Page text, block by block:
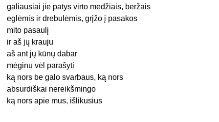
galiausiai jie patys virto medžiais, beržais
eglėmis ir drebulėmis, grįžo į pasakos
mito pasaulį
ir aš jų krauju
aš ant jų kūnų dabar
mėginu vėl parašyti
ką nors be galo svarbaus, ką nors
absurdiškai nereikšmingo
ką nors apie mus, išlikusius